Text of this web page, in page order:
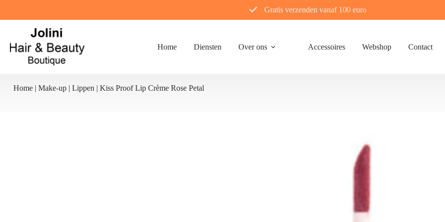
de
Gratis verzenden vanaf 100 euro
Home Diensten Over ons Accessoires Webshop Contact
Home | Make-up | Lippen | Kiss Proof Lip Crème Rose Petal